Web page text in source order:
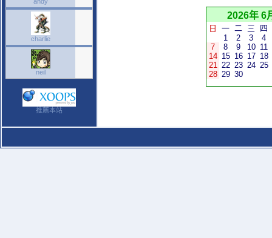
charlie
neil
推薦本站
2026年 6
日 一 二 三
四
1
2 3
4
7
8 9 10 11
14 15 16 17 18
21 22 23 24 25
28 29 30